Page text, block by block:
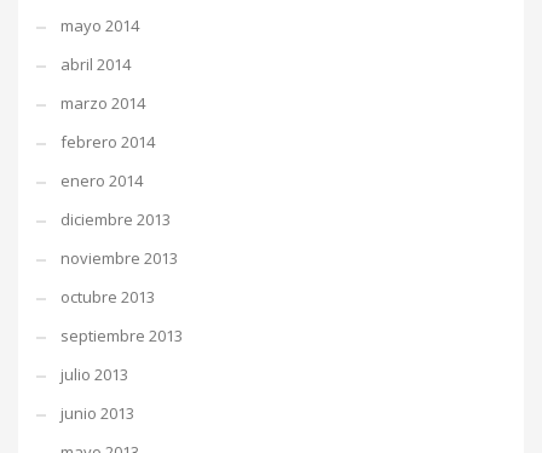
mayo 2014
abril 2014
marzo 2014
febrero 2014
enero 2014
diciembre 2013
noviembre 2013
octubre 2013
septiembre 2013
julio 2013
junio 2013